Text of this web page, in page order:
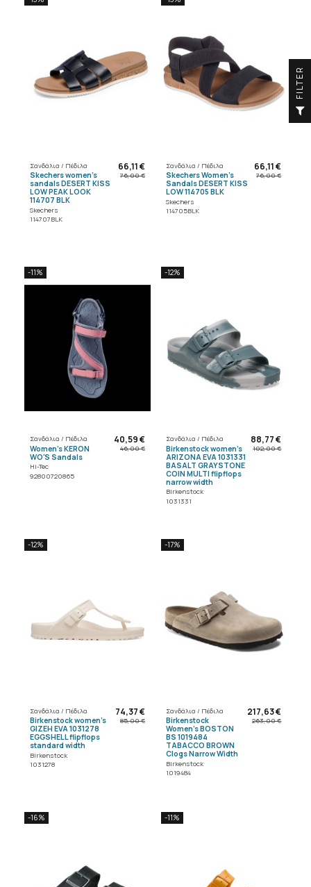
Σανδάλια / Πέδιλα
Skechers women's
sandals DESERT KISS
LOW PEAK LOOK
114707 BLK
Skechers
114707BLK
66,11 €
76,00 €
Σανδάλια / Πέδιλα
Skechers Women's
Sandals DESERT KISS
LOW 114705 BLK
Skechers
114705BLK
66,11 €
76,00 €
-11%
Σανδάλια / Πέδιλα
Women's KERON
WO'S Sandals
Hi-Tec
92800720865
40,59 €
46,00 €
-12%
Σανδάλια / Πέδιλα
Birkenstock women's
ARIZONA EVA 1031331
BASALT GRAYSTONE
COIN MULTI flipflops
narrow width
Birkenstock
1031331
88,77 €
102,00 €
-12%
Σανδάλια / Πέδιλα
Birkenstock women's
GIZEH EVA 1031278
EGGSHELL flipflops
standard width
Birkenstock
1031278
74,37 €
85,00 €
-17%
Σανδάλια / Πέδιλα
Birkenstock
Women's BOSTON
BS 1019484
TABACCO BROWN
Clogs Narrow Width
Birkenstock
1019484
217,63 €
263,00 €
-16% -11%
R